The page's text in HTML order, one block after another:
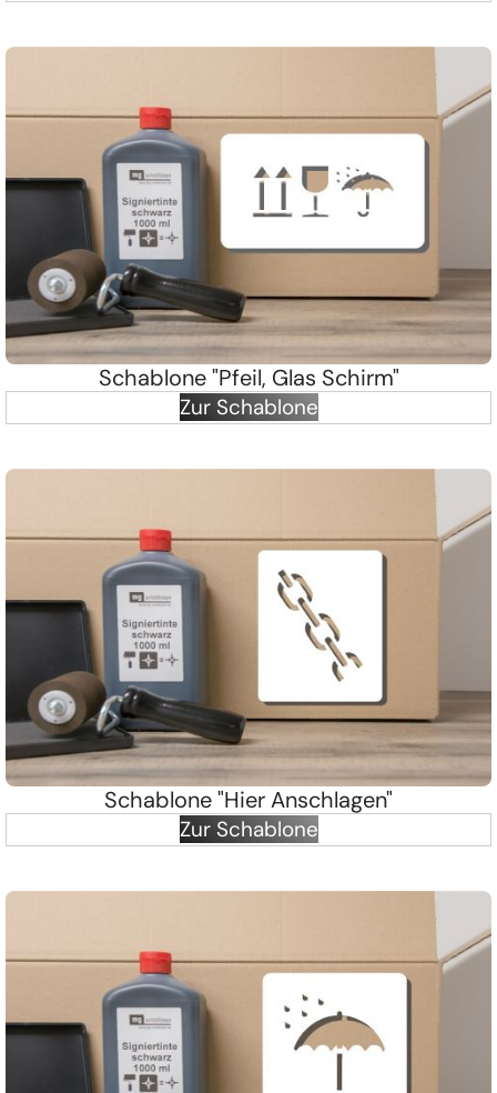
Schablone "Pfeil, Glas Schirm"
Zur Schablone
Schablone "Hier Anschlagen"
Zur Schablone